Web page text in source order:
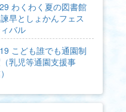
わくわく夏の図書館
諫早としょかんフェス
バル
こども誰でも通園制
乳児等通園支援事